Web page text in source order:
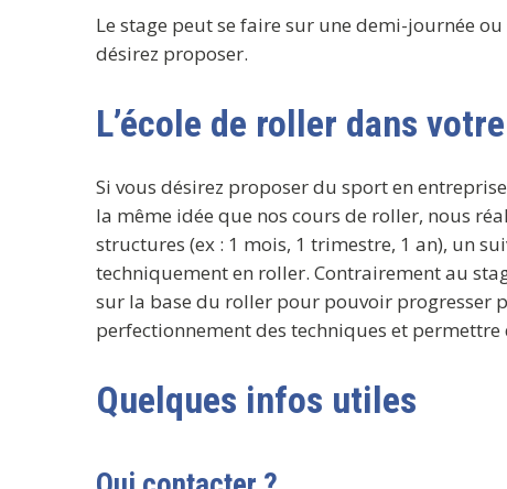
Le stage peut se faire sur une demi-journée
désirez proposer.
L’école de roller dans
Si vous désirez proposer du sport en
la même idée que nos cours de roller, nous
structures (ex : 1 mois, 1 trimestre, 1 an), un
techniquement en roller. Contrairement au
sur la base du roller pour pouvoir progresser
perfectionnement des techniques et
Quelques infos utiles